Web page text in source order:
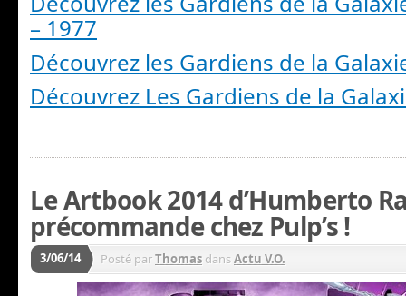
– 1977
Découvrez les Gardiens de la
Découvrez Les Gardiens de la
Le Artbook 2014 d’Humberto
précommande chez Pulp’s !
3/06/14 Posté parThomas dansActu V.O.